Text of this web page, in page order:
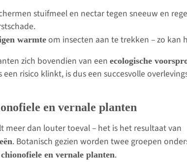
stuifmeel en nectar tegen sneeuw en
warmte om insecten aan te trekken – zo kan
zich bovendien van een ecologische
risico klinkt, is dus een succesvolle
en vernale planten
dan louter toeval – het is het resultaat van
. Botanisch gezien worden twee groepen
chionofiele en vernale planten.